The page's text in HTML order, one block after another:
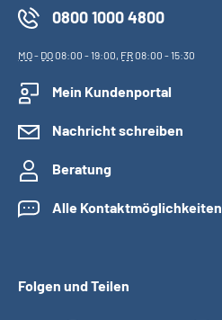
0800 1000 4800
MO- DO08:00 - 19:00, FR08:00 - 15:30
Mein Kundenportal
Nachricht schreiben
Beratung
Alle Kontaktmöglichkeiten
Folgen und Teilen